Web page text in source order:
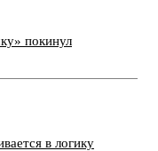
покинул
в логику